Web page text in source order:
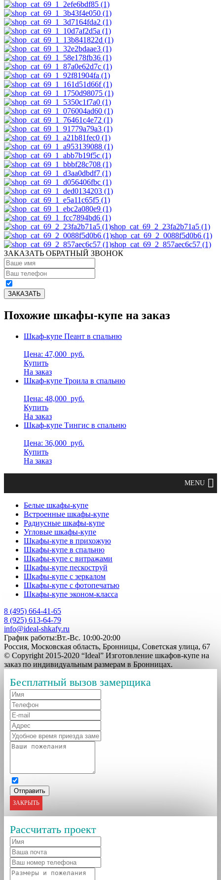
shop_cat_69_2_23fa2b71a5 (1)
shop_cat_69_2_0088f5d0b6 (1)
shop_cat_69_2_857aec6c57 (1)
ЗАКАЗАТЬ ОБРАТНЫЙ ЗВОНОК
Похожие шкафы-купе на заказ
Шкаф-купе Пеант в спальню
Цена: 47,000 руб.
Купить
На заказ
Шкаф-купе Троила в спальню
Цена: 48,000 руб.
Купить
На заказ
Шкаф-купе Тингис в спальню
Цена: 36,000 руб.
Купить
На заказ
Белые шкафы-купе
Встроенные шкафы-купе
Радиусные шкафы-купе
Угловые шкафы-купе
Шкафы-купе в прихожую
Шкафы-купе в спальню
Шкафы-купе с витражами
Шкафы-купе пескоструй
Шкафы-купе с зеркалом
Шкафы-купе с фотопечатью
Шкафы-купе эконом-класса
8 (495) 664-41-65
8 (925) 613-64-79
info@ideal-shkafy.ru
График работы:Вт.-Вс. 10:00-20:00
Россия, Московская область, Бронницы, Советская улица, 67
© Copyright 2015-2020 “Ideal” Изготовление шкафов-купе на
заказ по индивидуальным размерам в Бронницах.
Бесплатный вызов замерщика
ЗАКРЫТЬ
Рассчитать проект